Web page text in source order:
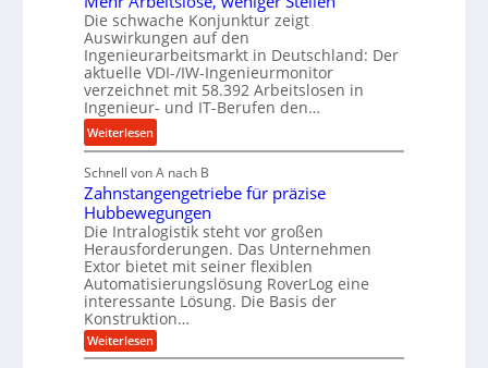
H
y
d
r
a
u
l
i
m
V
e
r
g
l
e
l
a
n
g
l
e
b
i
g
e
K
u
g
e
l
g
e
w
n
e
s
s
t
e
i
g
e
r
t
U
m
s
a
t
z
Die schwache Konjunktur zeigt
Auswirkungen auf den
Ingenieurarbeitsmarkt in Deutschland: Der
aktuelle VDI-/IW-Ingenieurmonitor
verzeichnet mit 58.392 Arbeitslosen in
Ingenieur- und IT-Berufen den…
Weiterlesen:
M
e
h
r
A
r
b
e
i
t
s
Schnell von A nach B
Zahnstangengetriebe für präzise
Hubbewegungen
Die Intralogistik steht vor großen
Herausforderungen. Das Unternehmen
Extor bietet mit seiner flexiblen
Automatisierungslösung RoverLog eine
interessante Lösung. Die Basis der
Konstruktion…
Weiterlesen:
Z